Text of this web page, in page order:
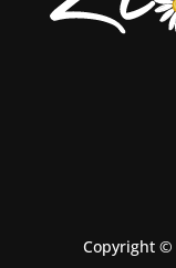
Copyright ©